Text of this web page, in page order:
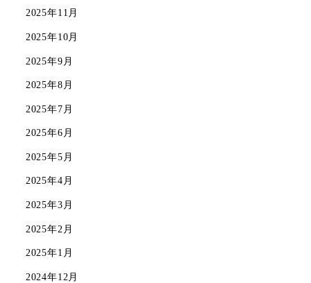
2025年11月
2025年10月
2025年9月
2025年8月
2025年7月
2025年6月
2025年5月
2025年4月
2025年3月
2025年2月
2025年1月
2024年12月